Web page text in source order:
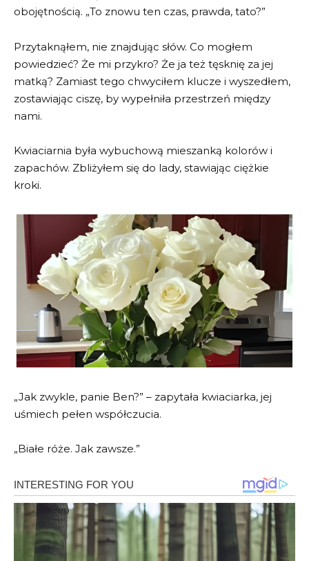
obojętnością. „To znowu ten czas, prawda, tato?”
Przytaknąłem, nie znajdując słów. Co mogłem
powiedzieć? Że mi przykro? Że ja też tęsknię za jej
matką? Zamiast tego chwyciłem klucze i wyszedłem,
zostawiając ciszę, by wypełniła przestrzeń między
nami.
Kwiaciarnia była wybuchową mieszanką kolorów i
zapachów. Zbliżyłem się do lady, stawiając ciężkie
kroki.
„Jak zwykle, panie Ben?” – zapytała kwiaciarka, jej
uśmiech pełen współczucia.
„Białe róże. Jak zawsze.”